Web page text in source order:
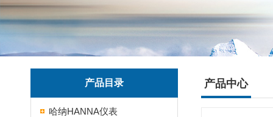
产品目录
哈纳HANNA仪表
产品中心